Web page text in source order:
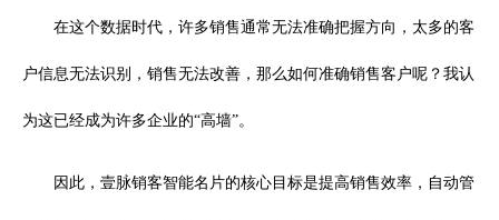
在这个数据时代，许多销售通常无法准确把握方向，太多的客
户信息无法识别，销售无法改善，那么如何准确销售客户呢？我认
为这已经成为许多企业的“高墙”。
因此，壹脉销客智能名片的核心目标是提高销售效率，自动管